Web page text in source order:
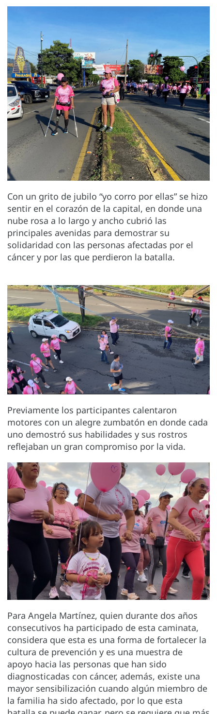
Con un grito de jubilo “yo corro por ellas” se hizo
sentir en el corazón de la capital, en donde una
nube rosa a lo largo y ancho cubrió las
principales avenidas para demostrar su
solidaridad con las personas afectadas por el
cáncer y por las que perdieron la batalla.
Previamente los participantes calentaron
motores con un alegre zumbatón en donde cada
uno demostró sus habilidades y sus rostros
reflejaban un gran compromiso por la vida.
Para Angela Martínez, quien durante dos años
consecutivos ha participado de esta caminata,
considera que esta es una forma de fortalecer la
cultura de prevención y es una muestra de
apoyo hacia las personas que han sido
diagnosticadas con cáncer, además, existe una
mayor sensibilización cuando algún miembro de
la familia ha sido afectado, por lo que esta